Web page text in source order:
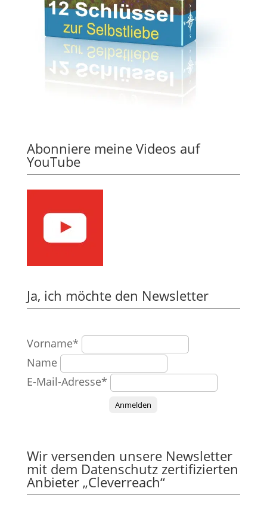
Abonniere meine Videos auf
YouTube
Ja, ich möchte den Newsletter
Vorname*
Name
E-Mail-Adresse*
Anmelden
Wir versenden unsere Newsletter
mit dem Datenschutz zertifizierten
Anbieter „Cleverreach“